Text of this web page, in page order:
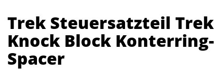
Trek Steuersatzteil Trek
Knock Block Konterring-
Spacer